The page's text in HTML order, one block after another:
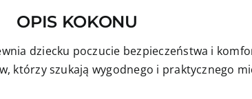
OPIS KOKONU
dziecku poczucie bezpieczeństwa i
którzy szukają wygodnego i praktycznego